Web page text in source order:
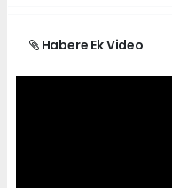
Habere Ek Video